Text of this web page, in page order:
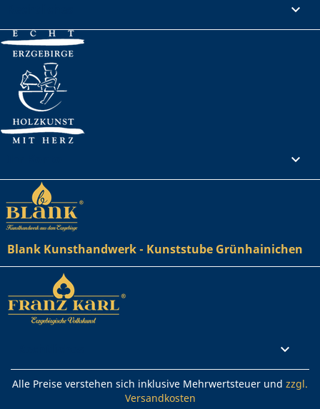


Blank Kunsthandwerk - Kunststube Grünhainichen

Alle Preise verstehen sich inklusive Mehrwertsteuer und zzgl.
Versandkosten